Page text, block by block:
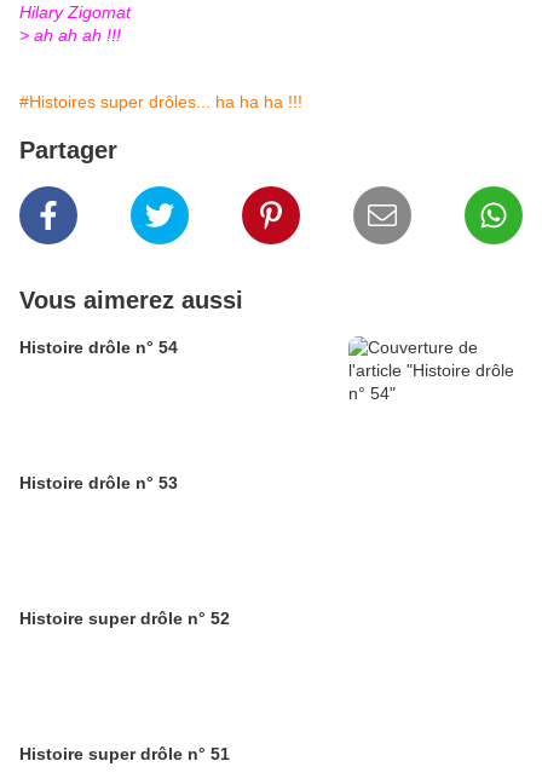
Hilary Zigomat
> ah ah ah !!!
#Histoires super drôles... ha ha ha !!!
Partager
Vous aimerez aussi
Histoire drôle n° 54
Histoire drôle n° 53
Histoire super drôle n° 52
Histoire super drôle n° 51